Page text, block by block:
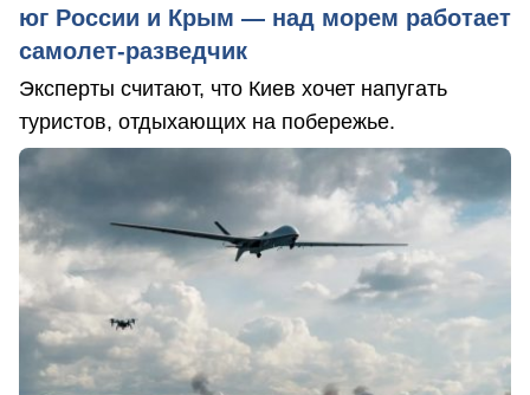
юг России и Крым — над морем работает
самолет-разведчик
Эксперты считают, что Киев хочет напугать
туристов, отдыхающих на побережье.